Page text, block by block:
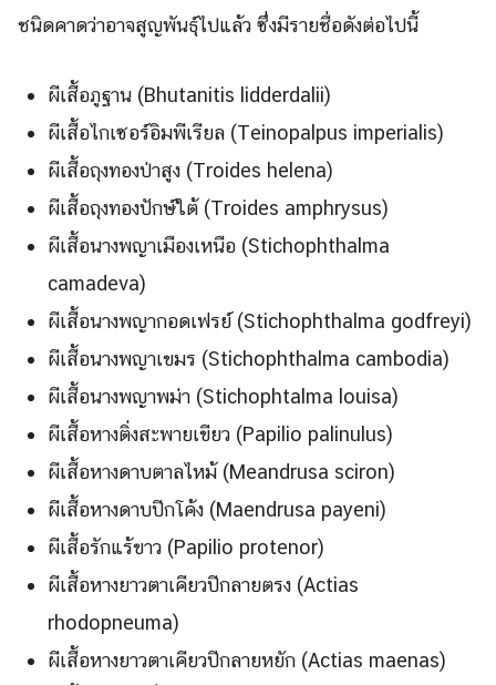
ชนิดคาดว่าอาจสูญพันธุ์ไปแล้ว ซึ่งมีรายชื่อดังต่อไปนี้
ผีเสื้อภูฐาน (Bhutanitis lidderdalii)
ผีเสื้อไกเซอร์อิมพีเรียล (Teinopalpus imperialis)
ผีเสื้อถุงทองป่าสูง (Troides helena)
ผีเสื้อถุงทองปักษ์ใต้ (Troides amphrysus)
ผีเสื้อนางพญาเมืองเหนือ (Stichophthalma
camadeva)
ผีเสื้อนางพญากอดเฟรย์ (Stichophthalma godfreyi)
ผีเสื้อนางพญาเขมร (Stichophthalma cambodia)
ผีเสื้อนางพญาพม่า (Stichophtalma louisa)
ผีเสื้อหางติ่งสะพายเขียว (Papilio palinulus)
ผีเสื้อหางดาบตาลไหม้ (Meandrusa sciron)
ผีเสื้อหางดาบปีกโค้ง (Maendrusa payeni)
ผีเสื้อรักแร้ขาว (Papilio protenor)
ผีเสื้อหางยาวตาเคียวปีกลายตรง (Actias
rhodopneuma)
ผีเสื้อหางยาวตาเคียวปีกลายหยัก (Actias maenas)